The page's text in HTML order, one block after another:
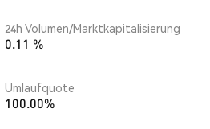
24h Volumen/Marktkapitalisierung
0.11 %
Umlaufquote
100.00%